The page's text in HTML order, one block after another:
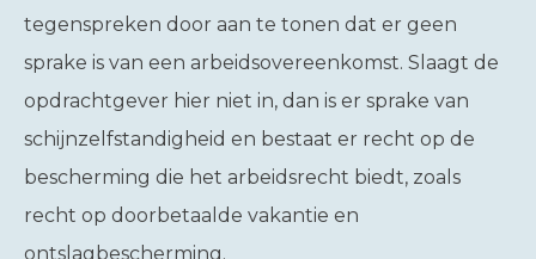
tegenspreken door aan te tonen dat er geen
sprake is van een arbeidsovereenkomst. Slaagt de
opdrachtgever hier niet in, dan is er sprake van
schijnzelfstandigheid en bestaat er recht op de
bescherming die het arbeidsrecht biedt, zoals
recht op doorbetaalde vakantie en
ontslagbescherming.